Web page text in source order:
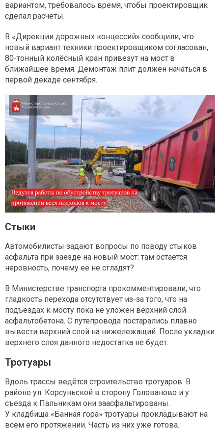
вариантом, требовалось время, чтобы проектировщик
сделал расчёты.
В «Дирекции дорожных концессий» сообщили, что
новый вариант техники проектировщиком согласован,
80-тонный колёсный кран привезут на мост в
ближайшее время. Демонтаж плит должен начаться в
первой декаде сентября.
Стыки
Автомобилисты задают вопросы по поводу стыков
асфальта при заезде на новый мост: там остаётся
неровность, почему её не сгладят?
В Министерстве транспорта прокомментировали, что
гладкость перехода отсутствует из-за того, что на
подъездах к мосту пока не уложен верхний слой
асфальтобетона. С путепровода постарались плавно
вывести верхний слой на нижележащий. После укладки
верхнего слоя данного недостатка не будет.
Тротуары
Вдоль трассы ведётся строительство тротуаров. В
районе ул. Корсуньской в сторону Голованово и у
съезда к Пальникам они заасфальтированы.
У кладбища «Банная гора» тротуары прокладывают на
всём его протяжении. Часть из них уже готова.